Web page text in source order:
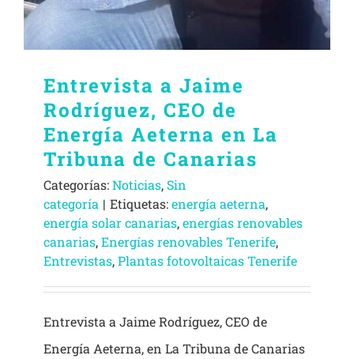
Entrevista a Jaime
Rodríguez, CEO de
Energía Aeterna en La
Tribuna de Canarias
Categorías:Noticias,Sin
categoría | Etiquetas:energía aeterna,
energía solar canarias,energías renovables
canarias,Energías renovables Tenerife,
Entrevistas,Plantas fotovoltaicas Tenerife
Entrevista a Jaime Rodríguez, CEO de
Energía Aeterna, en La Tribuna de Canarias